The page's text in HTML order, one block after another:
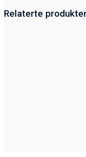
Relaterte